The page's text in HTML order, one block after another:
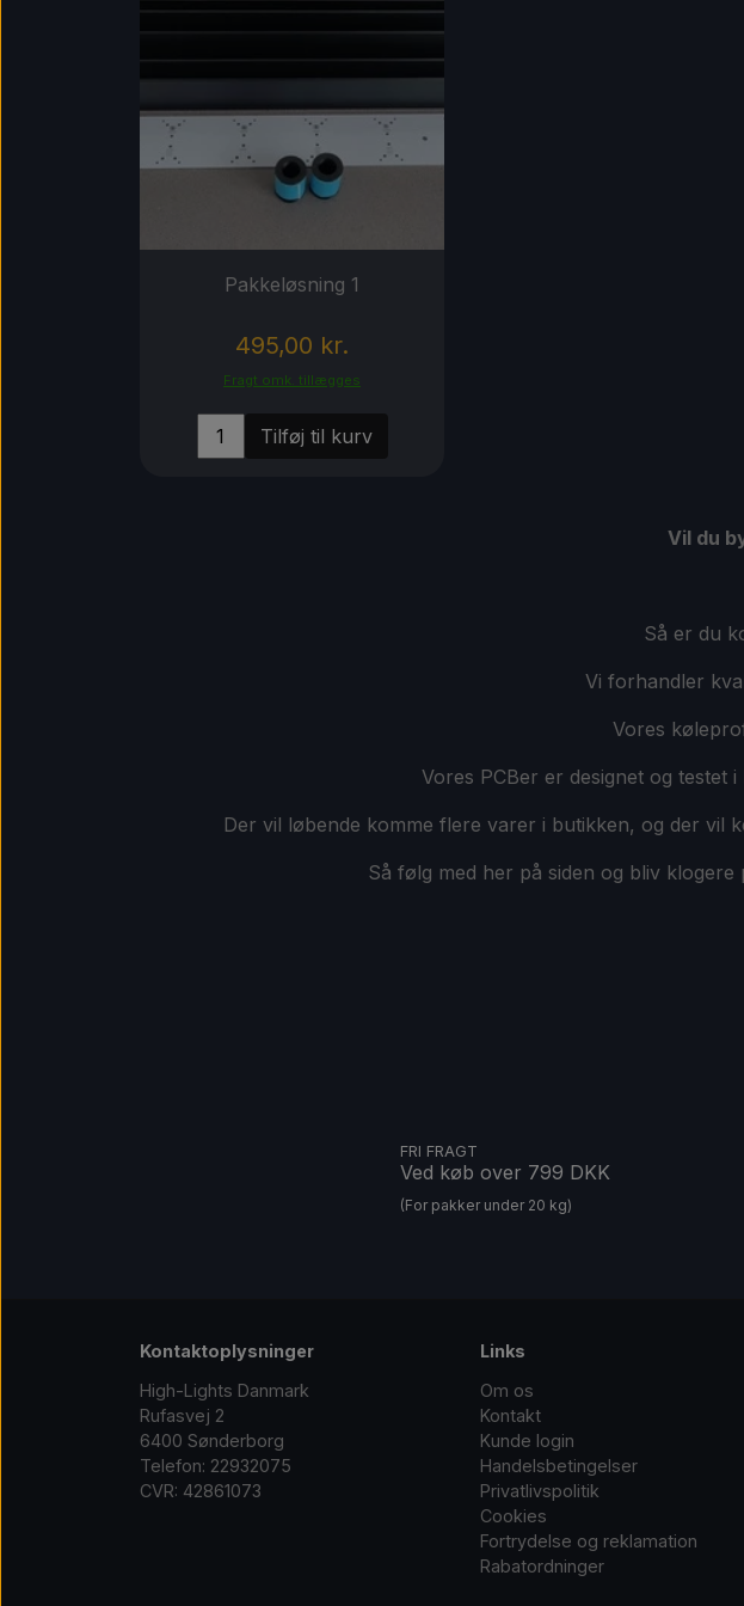
Pakkeløsning 1
495,00 kr.
Fragt omk. tillægges
Tilføj til kurv
Vil du
Så er du
Vi forhandler
Vores
Vores PCBer er designet og testet
Der vil løbende komme flere varer i butikken, og der vil
Så følg med her på siden og bliv
FRI FRAGT
Ved køb over 799 DKK
(For pakker under 20 kg)
Kontaktoplysninger
High-Lights Danmark
Rufasvej 2
6400 Sønderborg
Telefon: 22932075
CVR: 42861073
Links
Om os
Kontakt
Kunde login
Handelsbetingelser
Privatlivspolitik
Cookies
Fortrydelse og reklamation
Rabatordninger